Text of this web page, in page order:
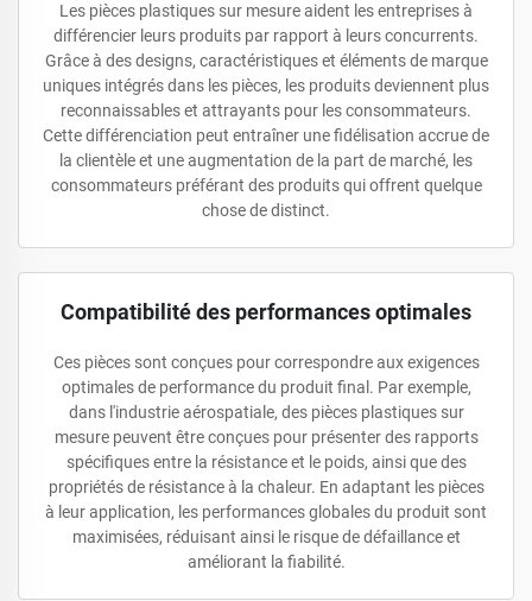
Les pièces plastiques sur mesure aident les entreprises à
différencier leurs produits par rapport à leurs concurrents.
Grâce à des designs, caractéristiques et éléments de marque
uniques intégrés dans les pièces, les produits deviennent plus
reconnaissables et attrayants pour les consommateurs.
Cette différenciation peut entraîner une fidélisation accrue de
la clientèle et une augmentation de la part de marché, les
consommateurs préférant des produits qui offrent quelque
chose de distinct.
Compatibilité des performances optimales
Ces pièces sont conçues pour correspondre aux exigences
optimales de performance du produit final. Par exemple,
dans l'industrie aérospatiale, des pièces plastiques sur
mesure peuvent être conçues pour présenter des rapports
spécifiques entre la résistance et le poids, ainsi que des
propriétés de résistance à la chaleur. En adaptant les pièces
à leur application, les performances globales du produit sont
maximisées, réduisant ainsi le risque de défaillance et
améliorant la fiabilité.